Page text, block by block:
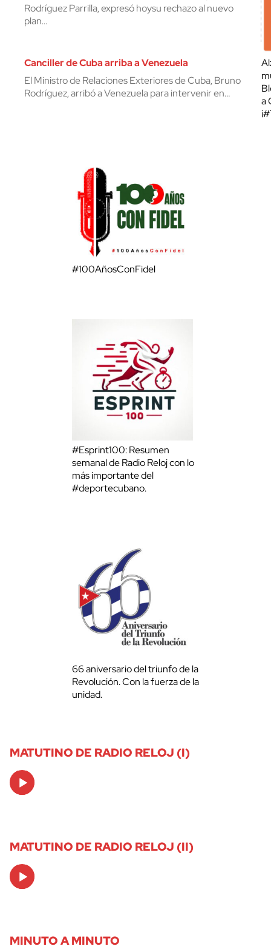
Rodríguez Parrilla, expresó hoysu rechazo al nuevo
plan…
Canciller de Cuba arriba a Venezuela
El Ministro de Relaciones Exteriores de Cuba, Bruno
Rodríguez, arribó a Venezuela para intervenir en…
a
#100AñosConFidel
#Esprint100: Resumen
semanal de Radio Reloj con lo
más importante del
#deportecubano.
66 aniversario del triunfo de la
Revolución. Con la fuerza de la
unidad.
MATUTINO DE RADIO RELOJ (I)
Audio
Player
MATUTINO DE RADIO RELOJ (II)
Audio
Player
MINUTO A MINUTO